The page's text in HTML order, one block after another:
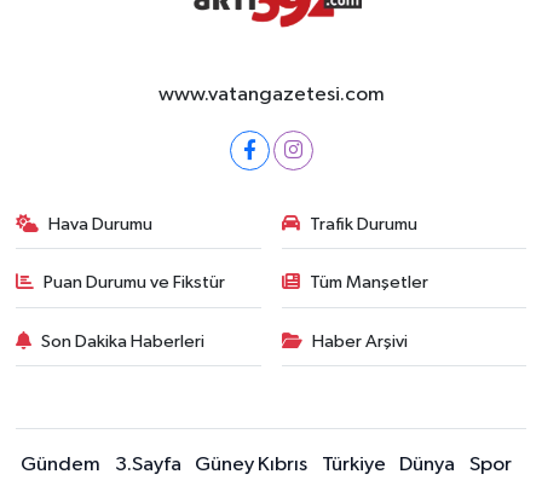
www.vatangazetesi.com
Hava Durumu Trafik Durumu
Puan Durumu ve Fikstür Tüm Manşetler
Son Dakika Haberleri Haber Arşivi
Gündem 3.Sayfa Güney Kıbrıs Türkiye Dünya
Spor